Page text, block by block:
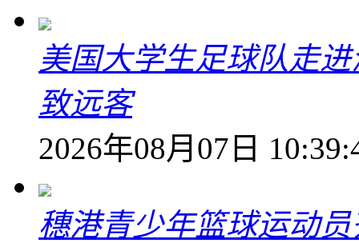
美国大学生足球队走
致远客
2026年08月07日
穗港青少年篮球运动